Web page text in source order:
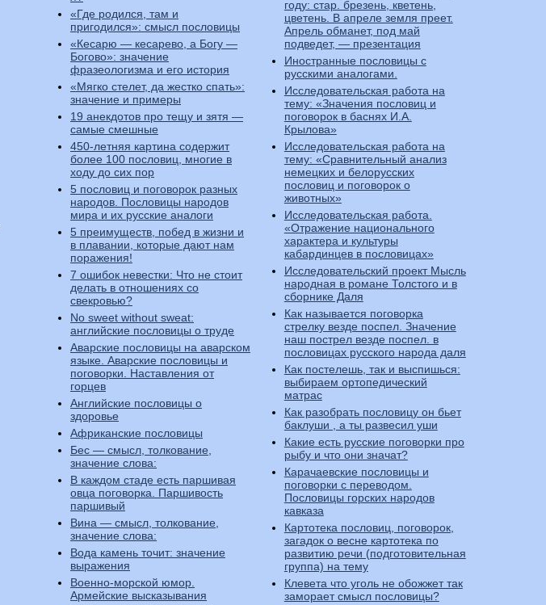
«Где родился, там и
пригодился»: смысл пословицы
«Кесарю — кесарево, а Богу —
Богово»: значение
фразеологизма и его история
«Мягко стелет, да жестко спать»:
значение и примеры
19 анекдотов про тещу и зятя —
самые смешные
450-летняя картина содержит
более 100 пословиц, многие в
ходу до сих пор
5 пословиц и поговорок разных
народов. Пословицы народов
мира и их русские аналоги
5 преимуществ, побед в жизни и
в плавании, которые дают нам
поражения!
7 ошибок невестки: Что не стоит
делать в отношениях со
свекровью?
No sweet without sweat:
английские пословицы о труде
Аварские пословицы на аварском
языке. Аварские пословицы и
поговорки. Наставления от
горцев
Английские пословицы о
здоровье
Африканские пословицы
Бес — смысл, толкование,
значение слова:
В каждом стаде есть паршивая
овца поговорка. Паршивость
паршивый
Вина — смысл, толкование,
значение слова:
Вода камень точит: значение
выражения
Военно-морской юмор.
Армейские высказывания
году: стар. брезень, кветень,
цветень. В апреле земля преет.
Апрель обманет, под май
подведет, — презентация
Иностранные пословицы с
русскими аналогами.
Исследовательская работа на
тему: «Значения пословиц и
поговорок в баснях И.А.
Крылова»
Исследовательская работа на
тему: «Сравнительный анализ
немецких и белорусских
пословиц и поговорок о
животных»
Исследовательская работа.
«Отражение национального
характера и культуры
кабардинцев в пословицах»
Исследовательский проект Мысль
народная в романе Толстого и в
сборнике Даля
Как называется поговорка
стрелку везде поспел. Значение
наш пострел везде поспел. в
пословицах русского народа даля
Как постелешь, так и выспишься:
выбираем ортопедический
матрас
Как разобрать пословицу он бьет
баклуши , а ты развесил уши
Какие есть русские поговорки про
рыбу и что они значат?
Карачаевские пословицы и
поговорки с переводом.
Пословицы горских народов
кавказа
Картотека пословиц, поговорок,
загадок о весне картотека по
развитию речи (подготовительная
группа) на тему
Клевета что уголь не обожжет так
заморает смысл пословицы?